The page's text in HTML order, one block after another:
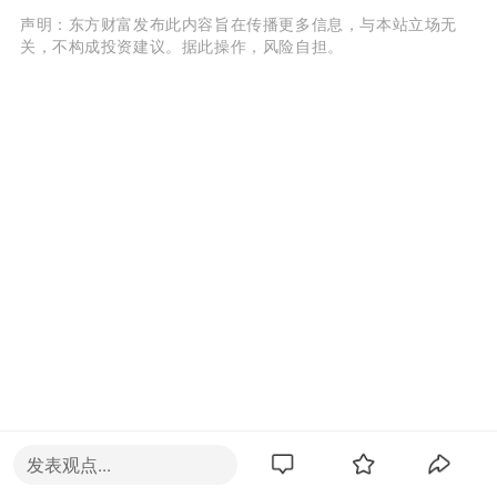
声明：东方财富发布此内容旨在传播更多信息，与本站立场无
关，不构成投资建议。据此操作，风险自担。
发表观点...